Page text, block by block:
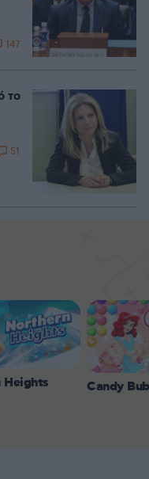
147
το
51
Candy